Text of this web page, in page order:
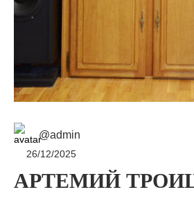
@admin
26/12/2025
АРТЕМИЙ